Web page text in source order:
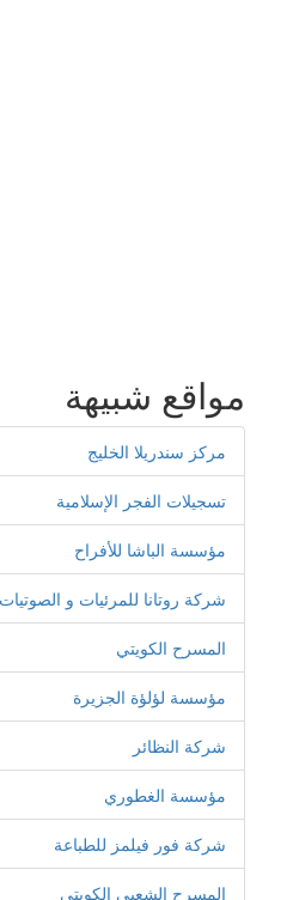
مواقع شبيهة
مركز سندريلا الخليج
تسجيلات الفجر الإسلامية
مؤسسة الباشا للأفراح
شركة روتانا للمرئيات و الصوتيات
المسرح الكويتي
مؤسسة لؤلؤة الجزيرة
شركة النظائر
مؤسسة الغطوري
شركة فور فيلمز للطباعة
المسرح الشعبي الكويتي